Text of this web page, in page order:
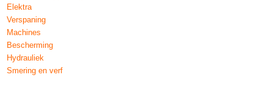
Elektra
Verspaning
Machines
Bescherming
Hydrauliek
Smering en verf